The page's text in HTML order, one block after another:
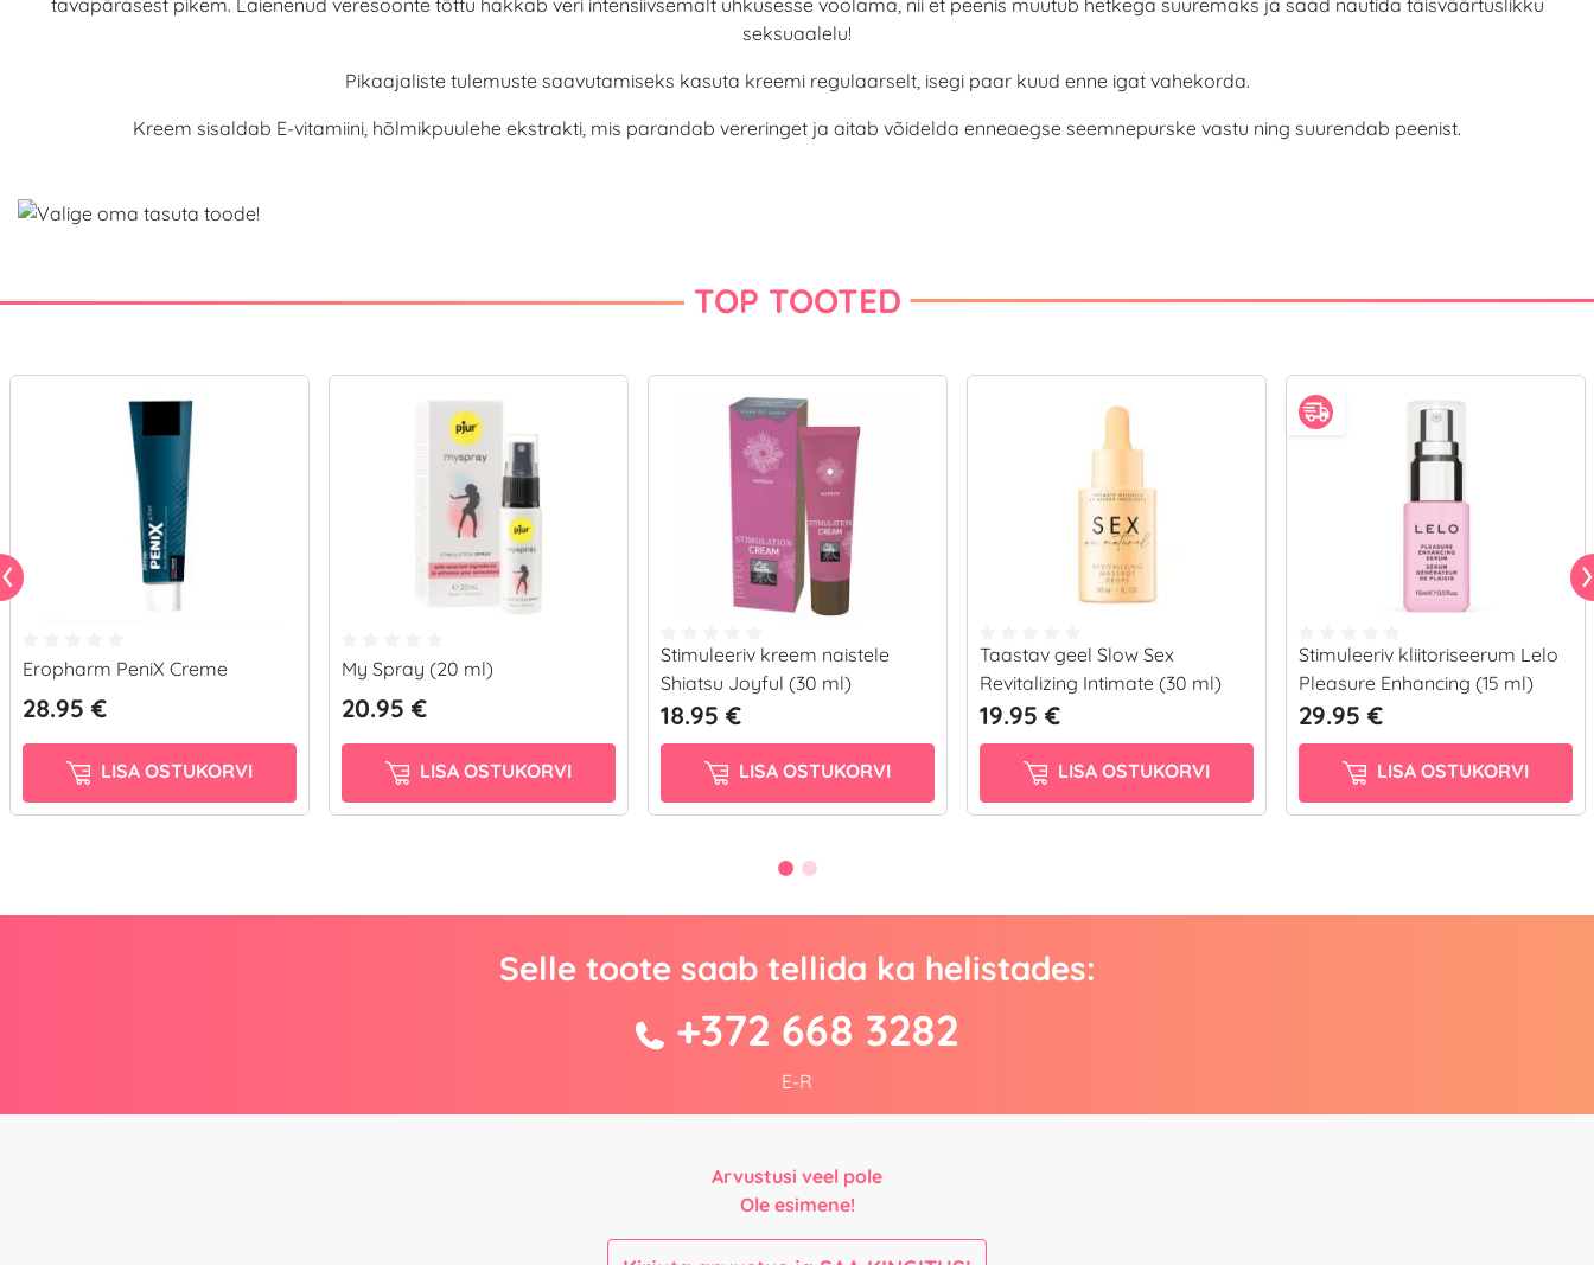
tavapärasest pikem. Laienenud veresoonte tõttu hakkab veri intensiivsemalt uhkusesse voolama, nii et peenis muutub hetkega suuremaks ja saad nautida täisväärtuslikku
seksuaalelu!
Pikaajaliste tulemuste saavutamiseks kasuta kreemi regulaarselt, isegi paar kuud enne igat vahekorda.
Kreem sisaldab E-vitamiini, hõlmikpuulehe ekstrakti, mis parandab vereringet ja aitab võidelda enneaegse seemnepurske vastu ning suurendab peenist.
TOP TOOTED
Eropharm PeniX Creme
28.95 €
LISA OSTUKORVI
My Spray (20 ml)
20.95 €
LISA OSTUKORVI
Stimuleeriv kreem naistele
Shiatsu Joyful (30 ml)
18.95 €
LISA OSTUKORVI
Taastav geel Slow Sex
Revitalizing Intimate (30 ml)
19.95 €
LISA OSTUKORVI
Stimuleeriv kliitoriseerum Lelo
Pleasure Enhancing (15 ml)
29.95 €
LISA OSTUKORVI
Selle toote saab tellida ka helistades:
+372 668 3282
E-R
Arvustusi veel pole
Ole esimene!